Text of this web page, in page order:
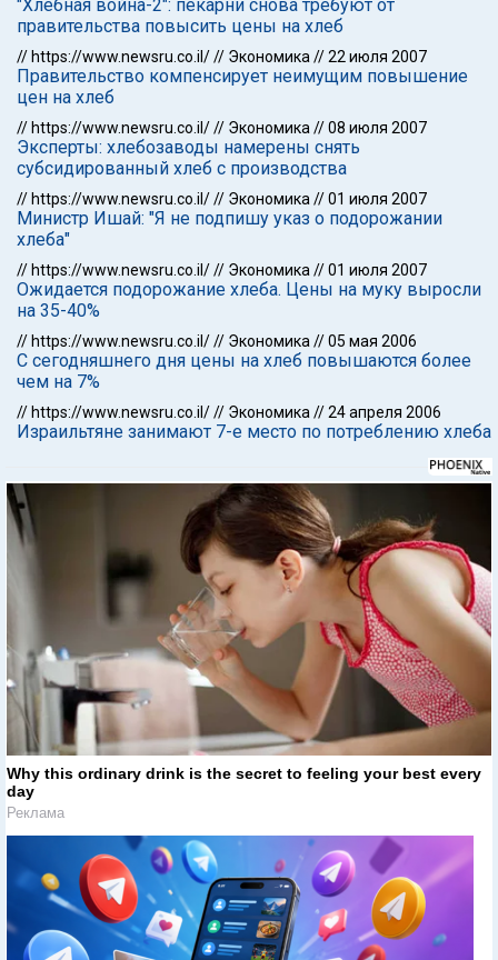
"Хлебная война-2": пекарни снова требуют от
правительства повысить цены на хлеб
// https://www.newsru.co.il/// Экономика //22 июля 2007
Правительство компенсирует неимущим повышение
цен на хлеб
// https://www.newsru.co.il/// Экономика //08 июля 2007
Эксперты: хлебозаводы намерены снять
субсидированный хлеб с производства
// https://www.newsru.co.il/// Экономика //01 июля 2007
Министр Ишай: "Я не подпишу указ о подорожании
хлеба"
// https://www.newsru.co.il/// Экономика //01 июля 2007
Ожидается подорожание хлеба. Цены на муку выросли
на 35-40%
// https://www.newsru.co.il/// Экономика //05 мая 2006
С сегодняшнего дня цены на хлеб повышаются более
чем на 7%
// https://www.newsru.co.il/// Экономика //24 апреля 2006
Израильтяне занимают 7-е место по потреблению хлеба
Why this ordinary drink is the secret to feeling your best every
day
Реклама